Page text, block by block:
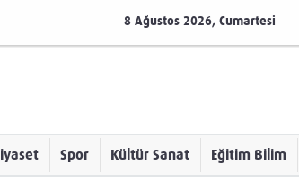
8 Ağustos 2026, Cumartesi
Spor Kültür Sanat Eğitim Bilim